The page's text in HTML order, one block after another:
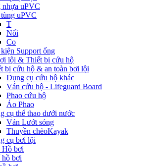
nhựa uPVC
uPVC
T
Nối
Co
Support ống
lội & Thiết bị cứu hộ
bị cứu hộ & an toàn bơi lội
Dụng cụ cứu hộ khác
Ván cứu hộ - Lifeguard Board
Phao cứu hộ
Áo Phao
cụ thể thao dưới nước
Ván Lướt sóng
Thuyền chèoKayak
cụ bơi lội
bơi
hồ bơi